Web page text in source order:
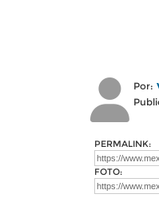
Por:
PERMALINK:
FOTO: